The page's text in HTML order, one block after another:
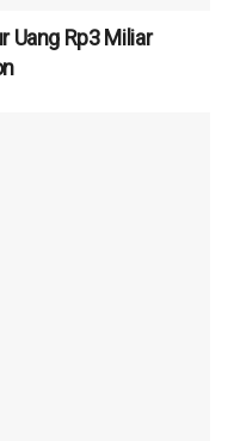
Uang Rp3 Miliar